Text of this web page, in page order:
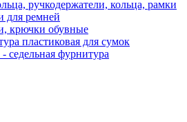
ручкодержатели, кольца, рамки
для ремней
крючки обувные
пластиковая для сумок
седельная фурнитура